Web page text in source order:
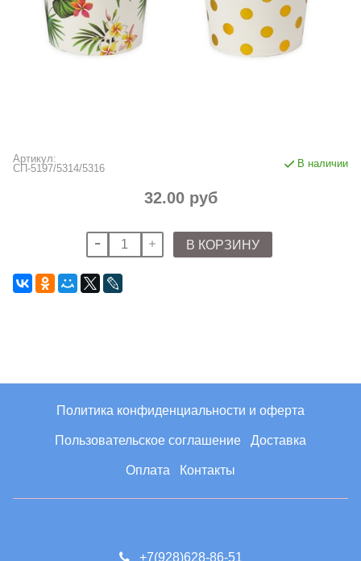
Артикул:
СП-5197/5314/5316
В наличии
32.00 руб
В КОРЗИНУ
Политика конфиденциальности и оферта
Пользовательское соглашение Доставка
Оплата Контакты
+7(928)628-86-51